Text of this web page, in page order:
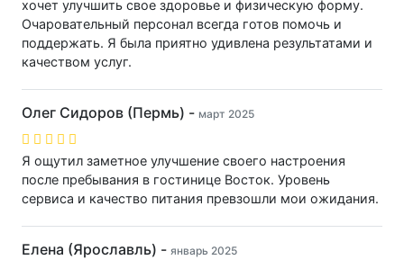
хочет улучшить свое здоровье и физическую форму.
Очаровательный персонал всегда готов помочь и
поддержать. Я была приятно удивлена результатами и
качеством услуг.
Олег Сидоров (Пермь) - март 2025
Я ощутил заметное улучшение своего настроения
после пребывания в гостинице Восток. Уровень
сервиса и качество питания превзошли мои ожидания.
Елена (Ярославль) - январь 2025